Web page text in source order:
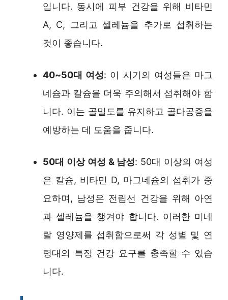
입니다. 동시에 피부 건강을 위해 비타민
A, C, 그리고 셀레늄을 추가로 섭취하는
것이 좋습니다.
40~50대 여성: 이 시기의 여성들은 마그
네슘과 칼슘을 더욱 주의해서 섭취해야 합
니다. 이는 골밀도를 유지하고 골다공증을
예방하는 데 도움을 줍니다.
50대 이상 여성 & 남성: 50대 이상의 여성
은 칼슘, 비타민 D, 마그네슘의 섭취가 중
요하며, 남성은 전립선 건강을 위해 아연
과 셀레늄을 챙겨야 합니다. 이러한 미네
랄 영양제를 섭취함으로써 각 성별 및 연
령대의 특정 건강 요구를 충족할 수 있습
니다.